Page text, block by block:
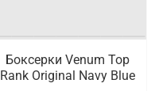
Боксерки Venum Top
Rank Original Navy Blue